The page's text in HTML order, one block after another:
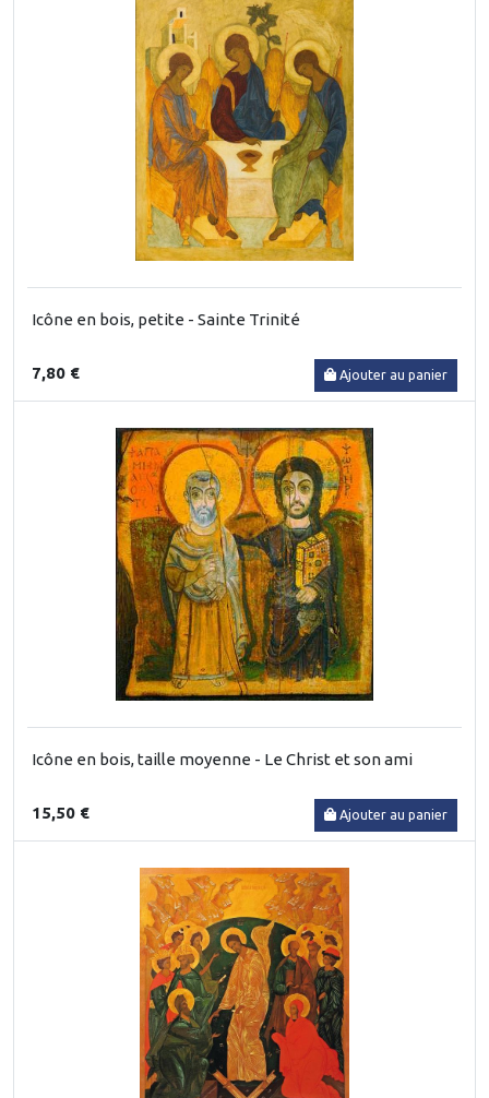
Icône en bois, petite - Sainte Trinité
7,80 € Ajouter au panier
Icône en bois, taille moyenne - Le Christ et son ami
15,50 € Ajouter au panier